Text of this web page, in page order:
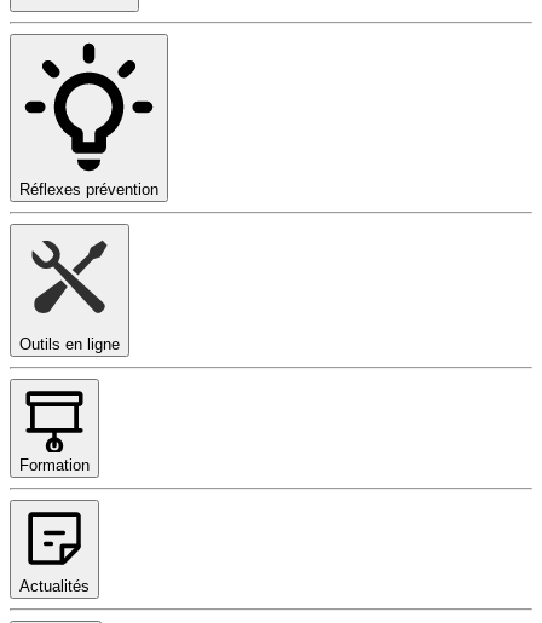
Réflexes prévention
Outils en ligne
Formation
Actualités